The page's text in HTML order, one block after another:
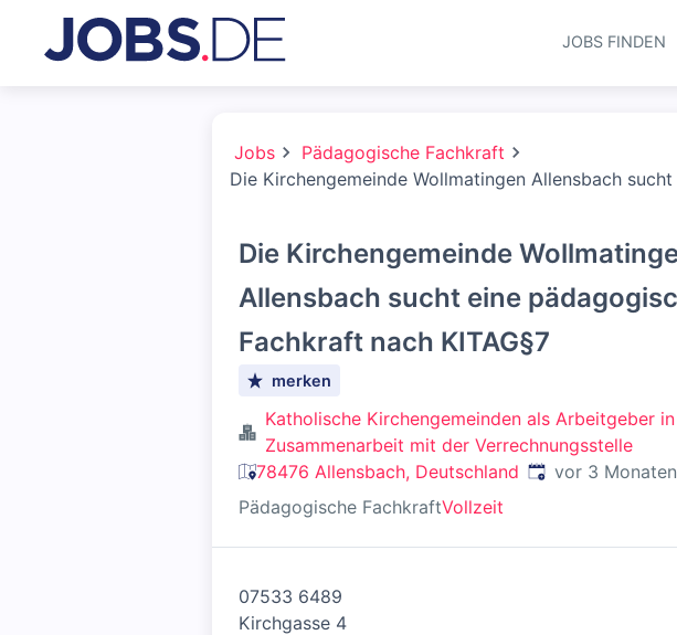
JOBS FINDEN
Jobs
Pädagogische Fachkraft
Die Kirchengemeinde Wollmatingen Allensbach
Die Kirchengemeinde
Allensbach sucht eine
Fachkraft nach KITAG§7
merken
Katholische Kirchengemeinden als Arbeitgeber in
Zusammenarbeit mit der Verrechnungsstelle
78476 Allensbach, Deutschland Veröffentlicht:
vor 3 Monaten
Pädagogische FachkraftVollzeit
07533 6489
Kirchgasse 4